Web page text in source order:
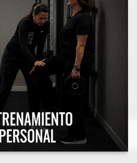
individual o en pareja:
orientado a personas que
completa de
y efectividad en la
de sus objetivos.